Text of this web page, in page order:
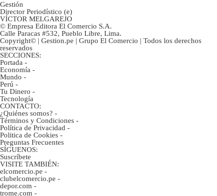
Gestión
Director Periodístico (e)
VÍCTOR MELGAREJO
© Empresa Editora El Comercio S.A.
Calle Paracas #532, Pueblo Libre, Lima.
Copyright© | Gestion.pe | Grupo El Comercio | Todos los derechos
reservados
SECCIONES:
Portada -
Economía -
Mundo -
Perú -
Tu Dinero -
Tecnología
CONTACTO:
¿Quiénes somos? -
Términos y Condiciones -
Política de Privacidad -
Politica de Cookies -
Preguntas Frecuentes
SÍGUENOS:
Suscríbete
VISITE TAMBIÉN:
elcomercio.pe -
clubelcomercio.pe -
depor.com -
trome.com -